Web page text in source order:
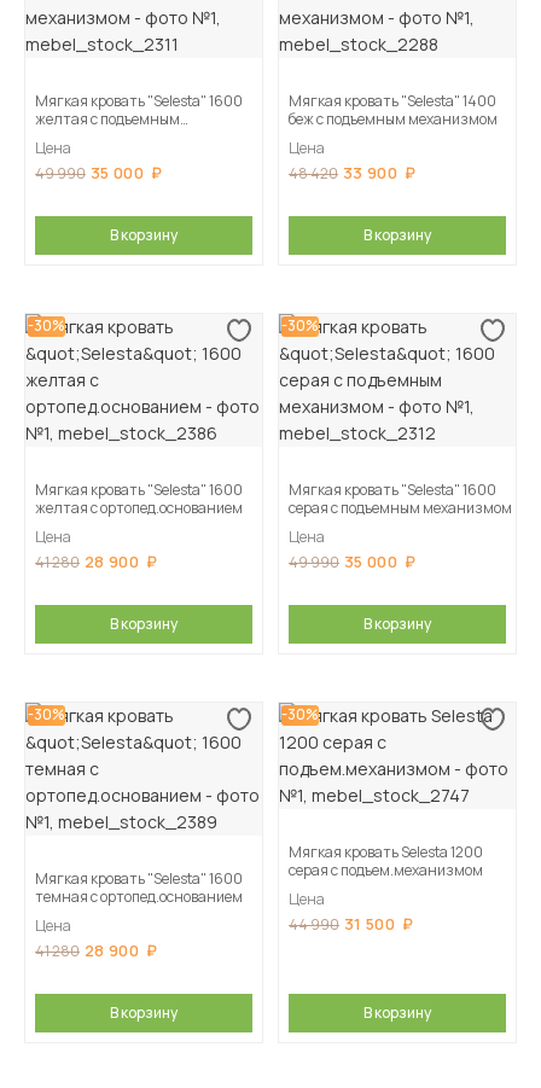
Мягкая кровать "Selesta" 1600
желтая с подъемным
Цена
49 990 35 000
В корзину
Мягкая кровать "Selesta" 1400
беж с подъемным механизмом
Цена
48 420 33 900
В корзину
-30%
Мягкая кровать "Selesta" 1600
желтая с ортопед.основанием
Цена
41 280 28 900
В корзину
-30%
Мягкая кровать "Selesta" 1600
серая с подъемным механизмом
Цена
49 990 35 000
В корзину
-30%
Мягкая кровать "Selesta" 1600
темная с ортопед.основанием
Цена
41 280 28 900
В корзину
-30%
Мягкая кровать Selesta 1200
серая с подъем.механизмом
Цена
44 990 31 500
В корзину